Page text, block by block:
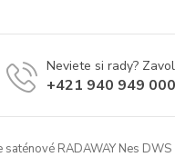
Neviete si rady?
+421 940 949 000
RADAWAY Nes DWS